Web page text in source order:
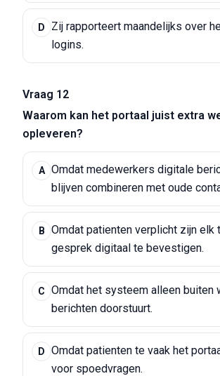
D
Zij rapporteert maandelijks over
logins.
Vraag 12
Waarom kan het portaal juist extra
opleveren?
A Omdat medewerkers digitale
blijven combineren met oude
B
Omdat patienten verplicht zijn elk
gesprek digitaal te bevestigen.
C
Omdat het systeem alleen buiten
berichten doorstuurt.
D
Omdat patienten te vaak het
voor spoedvragen.